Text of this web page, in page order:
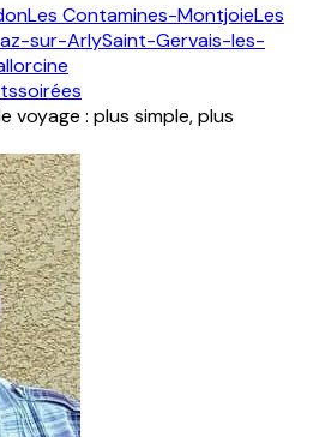
Les Contamines-MontjoieLes
sur-ArlySaint-Gervais-les-
soirées
voyage : plus simple, plus